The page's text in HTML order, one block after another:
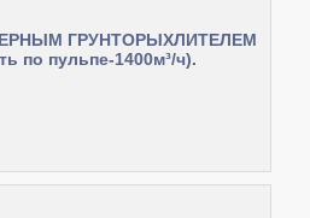
ГРУНТОРЫХЛИТЕЛЕМ
по пульпе-1400м³/ч).